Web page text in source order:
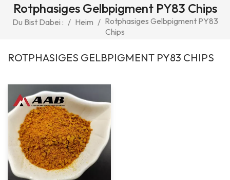
Rotphasiges Gelbpigment PY83 Chips
Du Bist Dabei : / Heim / Rotphasiges Gelbpigment PY83
Chips
ROTPHASIGES GELBPIGMENT PY83 CHIPS